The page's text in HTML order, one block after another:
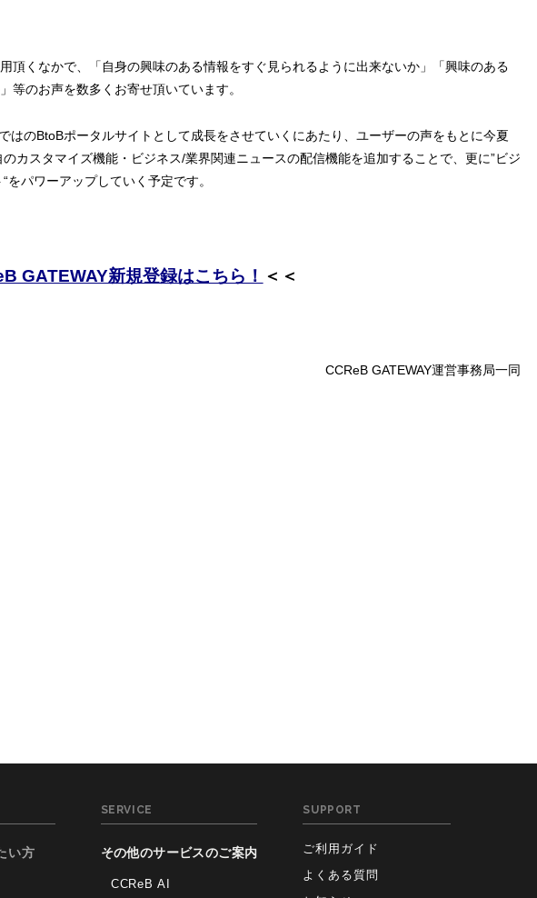
頂くなかで、「自身の興味のある情報をすぐ見られるように出来ないか」「興味のある
等のお声を数多くお寄せ頂いています。
はのBtoBポータルサイトとして成長をさせていくにあたり、ユーザーの声をもとに今夏
カスタマイズ機能・ビジネス/業界関連ニュースの配信機能を追加することで、更に”ビジ
パワーアップしていく予定です。
GATEWAY新規登録はこちら！ ＜＜
CCReB GATEWAY運営事務局一同
い方
SERVICE
その他のサービスのご案内
CCReB AI
SUPPORT
ご利用ガイド
よくある質問